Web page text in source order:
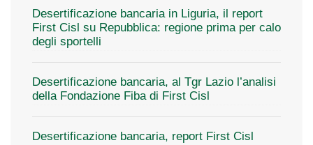
Desertificazione bancaria in Liguria, il report
First Cisl su Repubblica: regione prima per calo
degli sportelli
Desertificazione bancaria, al Tgr Lazio l’analisi
della Fondazione Fiba di First Cisl
Desertificazione bancaria, report First Cisl